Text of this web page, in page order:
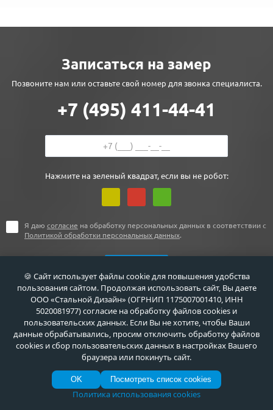
Записаться на замер
Позвоните нам или оставьте свой номер для звонка специалиста.
+7 (495) 411-44-41
Нажмите на зеленый квадрат, если вы не робот:
Я даю согласие на обработку персональных данных в соответствии с
Политикой обработки персональных данных.
+7 (495) 411-44-41
г. Москва, ул. Флотская, д. 5А
info@meta-m.ru
🍪 Сайт использует файлы cookie для повышения удобства
пользования сайтом. Продолжая использовать сайт, Вы даете
ООО «Стальной Дизайн» (ОГРНИП 1175007001410, ИНН
5020081977) согласие на обработку файлов cookies и
пользовательских данных. Если Вы не хотите, чтобы Ваши
данные обрабатывались, просим отключить обработку файлов
cookies и сбор пользовательских данных в настройках Вашего
браузера или покинуть сайт.
OK Посмотреть список cookies
Политика использования cookies